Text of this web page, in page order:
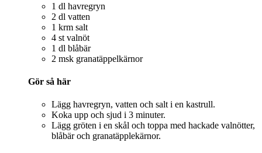
1 dl havregryn
2 dl vatten
1 krm salt
4 st valnöt
1 dl blåbär
2 msk granatäppelkärnor
Gör så här
Lägg havregryn, vatten och salt i en kastrull.
Koka upp och sjud i 3 minuter.
Lägg gröten i en skål och toppa med hackade valnötter,
blåbär och granatäpplekärnor.